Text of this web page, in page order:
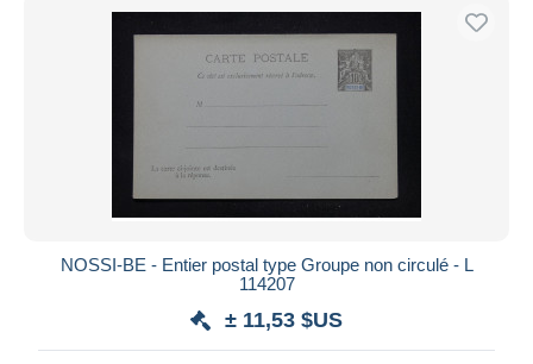
NOSSI-BE - Entier postal type Groupe non circulé - L
114207
± 11,53 $US